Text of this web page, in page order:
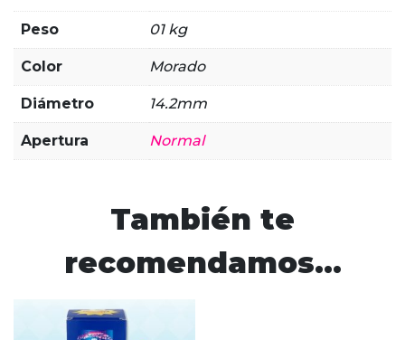
Peso 01 kg
Color Morado
Diámetro 14.2mm
Apertura Normal
También te
recomendamos…